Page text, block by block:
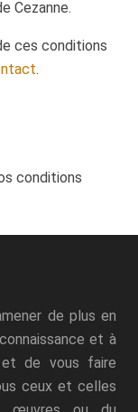
Cezanne.
ces conditions
.
conditions
de plus en
et à
et de vous faire
ceux et celles